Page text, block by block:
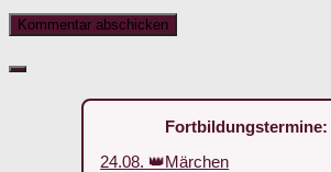
Fortbildungstermine:
24.08. 👑Märchen